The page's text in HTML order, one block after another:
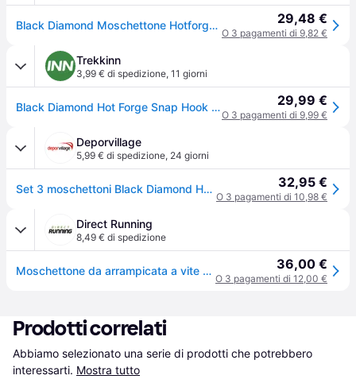
Black Diamond Moschettone Hotforge Screwgate confezione da 3 pezzi - Nero 29,48 €
O 3 pagamenti di 9,82 €
Trekkinn
3,99 € di spedizione, 11 giorni
Black Diamond Hot Forge Snap Hook 3 Units Grigio 29,99 €
O 3 pagamenti di 9,99 €
Deporvillage
5,99 € di spedizione, 24 giorni
Set 3 moschettoni Black Diamond Hotforge Screwgate grigio - Grey 32,95 €
O 3 pagamenti di 10,98 €
Direct Running
8,49 € di spedizione
Moschettone da arrampicata a vite Black Diamond Hotforge (x3) - Gris 36,00 €
O 3 pagamenti di 12,00 €
Prodotti correlati
Abbiamo selezionato una serie di prodotti che potrebbero
interessarti. Mostra tutto